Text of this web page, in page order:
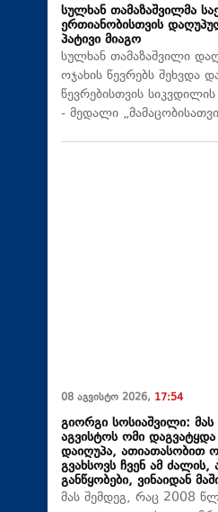
სულხან თამაზაშვილმა
ერთიანობისთვის
პატივი მიაგო
სულხან თამაზაშვილი
ოჯახის წევრებს შეხვდა
წევრებისთვის
- მედალი
08 აგვისტო 2026, 17:54
გიორგი სოსიაშვილი:
აგვისტოს ომი
დაიღუპა, ათიათასობით
გვახსოვს ჩვენ ამ ძალის,
განწყობები, ვინაიდან
მას შემდეგ, რაც 2008